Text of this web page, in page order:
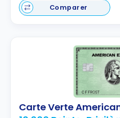
Comparer
Carte Verte